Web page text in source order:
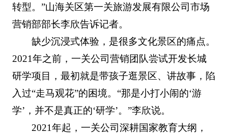
转型。”山海关区第一关旅游发展有限公司市场
营销部部长李欣告诉记者。
缺少沉浸式体验，是很多文化景区的痛点。
2021年之前，一关公司营销团队尝试开发长城
研学项目，最初就是带孩子逛景区、讲故事，陷
入过“走马观花”的困境。“那是小打小闹的‘游
学’，并不是真正的‘研学’。”李欣说。
2021年起，一关公司深耕国家教育大纲，